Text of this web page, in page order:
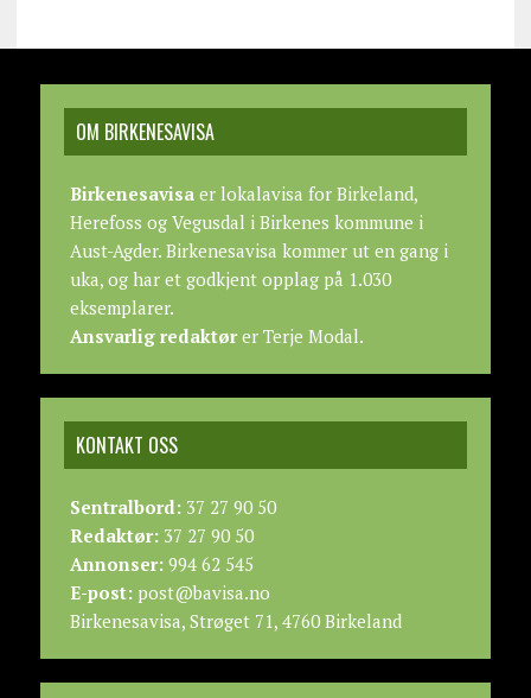
OM BIRKENESAVISA
Birkenesavisaer lokalavisa for Birkeland,
Herefoss og Vegusdal i Birkenes kommune i
Aust-Agder. Birkenesavisa kommer ut en gang i
uka, og har et godkjent opplag på 1.030
eksemplarer.
Ansvarlig redaktører Terje Modal.
KONTAKT OSS
Sentralbord:37 27 90 50
Redaktør:37 27 90 50
Annonser:994 62 545
E-post:post@bavisa.no
Birkenesavisa, Strøget 71, 4760 Birkeland